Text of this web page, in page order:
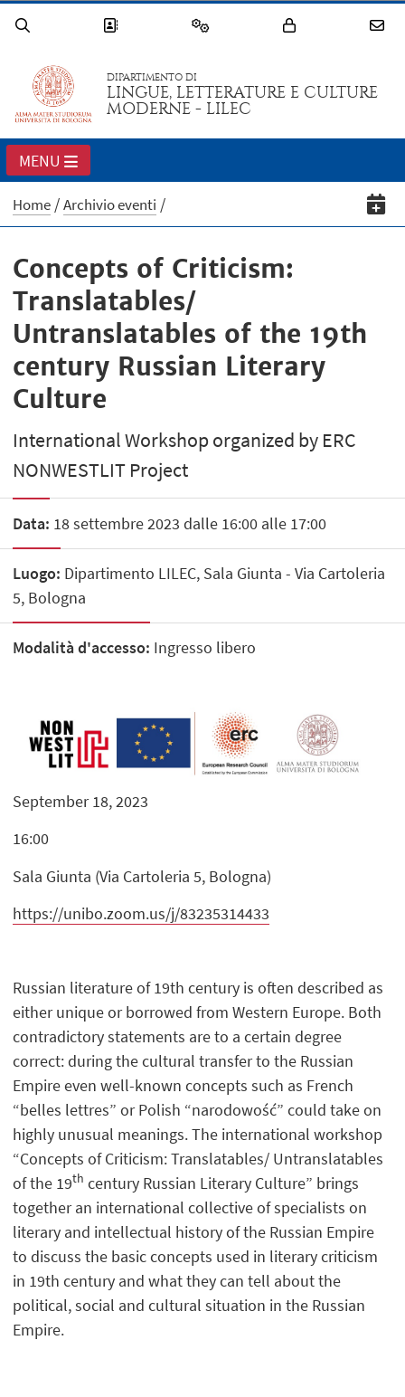
DIPARTIMENTO DI
LINGUE, LETTERATURE E CULTURE
MODERNE - LILEC
MENU
Home Archivio eventi
Concepts of Criticism:
Translatables/
Untranslatables of the 19th
century Russian Literary
Culture
International Workshop organized by ERC
NONWESTLIT Project
Data: 18 settembre 2023 dalle 16:00 alle 17:00
Luogo: Dipartimento LILEC, Sala Giunta - Via Cartoleria
5, Bologna
Modalità d'accesso: Ingresso libero
September 18, 2023
16:00
Sala Giunta (Via Cartoleria 5, Bologna)
https://unibo.zoom.us/j/83235314433
Russian literature of 19th century is often described as
either unique or borrowed from Western Europe. Both
contradictory statements are to a certain degree
correct: during the cultural transfer to the Russian
Empire even well-known concepts such as French
“belles lettres” or Polish “narodowość” could take on
highly unusual meanings. The international workshop
“Concepts of Criticism: Translatables/ Untranslatables
of the 19th century Russian Literary Culture” brings
together an international collective of specialists on
literary and intellectual history of the Russian Empire
to discuss the basic concepts used in literary criticism
in 19th century and what they can tell about the
political, social and cultural situation in the Russian
Empire.